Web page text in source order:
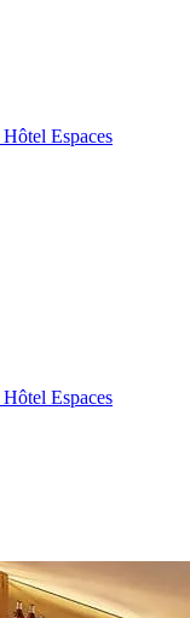
Hôtel Espaces
Hôtel Espaces